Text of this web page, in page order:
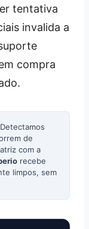
tentativa
invalida a
compra
Detectamos
de
com a
recebe
limpos, sem